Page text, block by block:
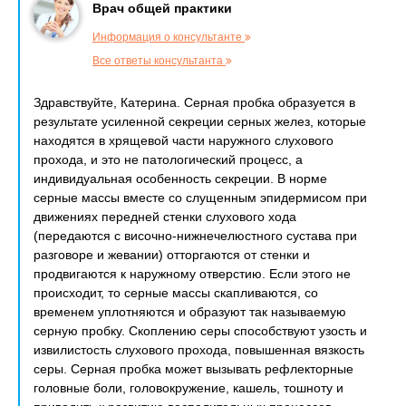
Врач общей практики
Информация о консультанте
Все ответы консультанта
Здравствуйте, Катерина. Серная пробка образуется в
результате усиленной секреции серных желез, которые
находятся в хрящевой части наружного слухового
прохода, и это не патологический процесс, а
индивидуальная особенность секреции. В норме
серные массы вместе со слущенным эпидермисом при
движениях передней стенки слухового хода
(передаются с височно-нижнечелюстного сустава при
разговоре и жевании) отторгаются от стенки и
продвигаются к наружному отверстию. Если этого не
происходит, то серные массы скапливаются, со
временем уплотняются и образуют так называемую
серную пробку. Скоплению серы способствуют узость и
извилистость слухового прохода, повышенная вязкость
серы. Серная пробка может вызывать рефлекторные
головные боли, головокружение, кашель, тошноту и